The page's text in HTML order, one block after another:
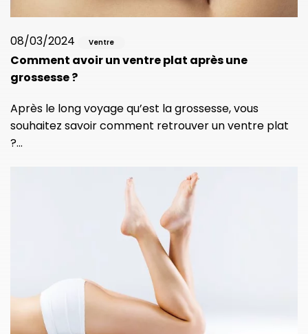
08/03/2024 Ventre
Comment avoir un ventre plat après une
grossesse ?
Après le long voyage qu’est la grossesse, vous
souhaitez savoir comment retrouver un ventre plat
?…